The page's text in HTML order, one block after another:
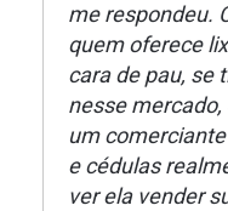
me respondeu.
quem oferece
cara de pau, se
nesse
um
e cédulas
ver ela vender